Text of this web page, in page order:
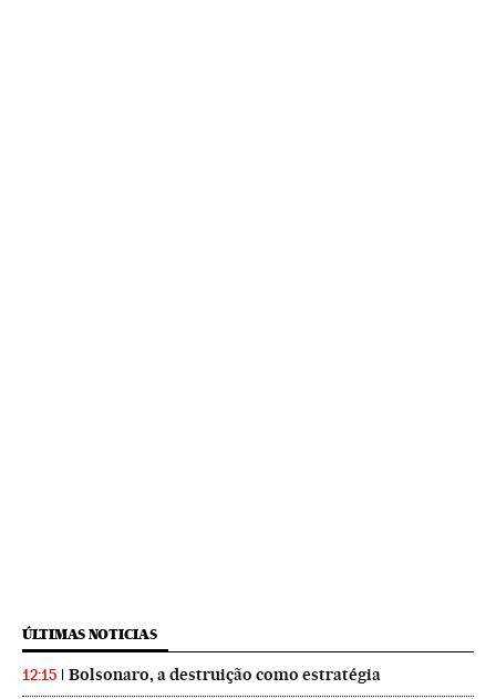
ÚLTIMAS NOTICIAS
12:15 Bolsonaro, a destruição como estratégia